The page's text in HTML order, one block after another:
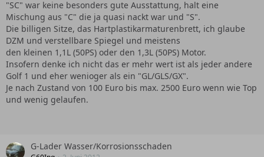
"SC" war keine besonders gute Ausstattung, halt eine
Mischung aus "C" die ja quasi nackt war und "S".
Die billigen Sitze, das Hartplastikarmaturenbrett, ich glaube
DZM und verstellbare Spiegel und meistens
den kleinen 1,1L (50PS) oder den 1,3L (50PS) Motor.
Insofern denke ich nicht das er mehr wert ist als jeder andere
Golf 1 und eher wenioger als ein "GL/GLS/GX".
Je nach Zustand von 100 Euro bis max. 2500 Euro wenn wie Top
und wenig gelaufen.
G-Lader Wasser/Korrosionsschaden